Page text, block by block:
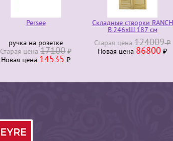
Persee
ручка на розетке
Старая ценa 17100₽
Новая ценa 14535 ₽
Складные створки RANCH
В.246хШ.187 см
Старая ценa 124009₽
Новая ценa 86800₽